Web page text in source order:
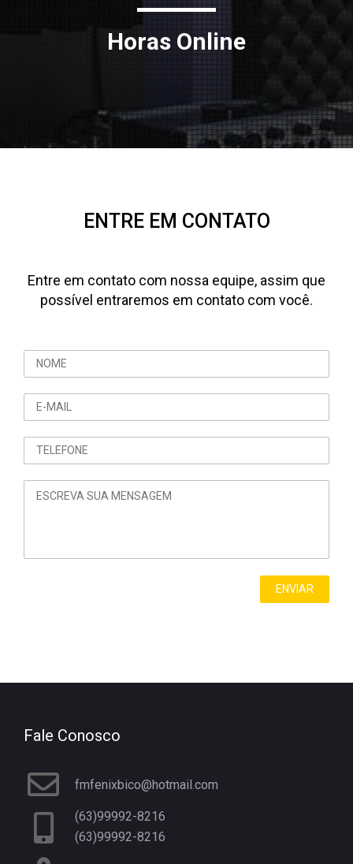
Horas Online
ENTRE EM CONTATO
Entre em contato com nossa equipe, assim que
possível entraremos em contato com você.
Fale Conosco
fmfenixbico@hotmail.com
(63)99992-8216
(63)99992-8216